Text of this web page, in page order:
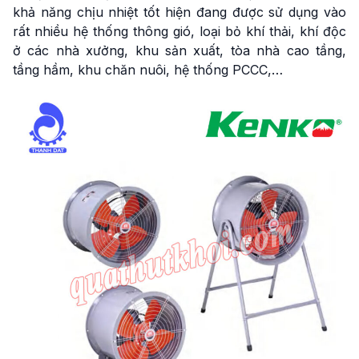
khả năng chịu nhiệt tốt hiện đang được sử dụng vào
rất nhiều hệ thống thông gió, loại bỏ khí thải, khí độc
ở các nhà xưởng, khu sản xuất, tòa nhà cao tầng,
tầng hầm, khu chăn nuôi, hệ thống PCCC,…